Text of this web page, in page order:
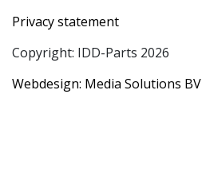
Privacy statement
Copyright: IDD-Parts 2026
Webdesign: Media Solutions BV